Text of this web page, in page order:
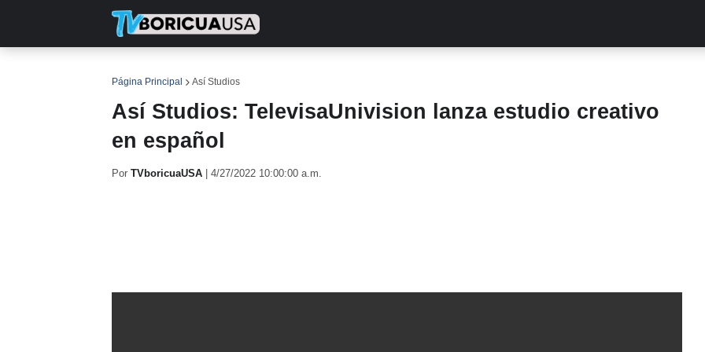
Página Principal Así Studios
Así Studios: TelevisaUnivision lanza estudio creativo
en español
Por TVboricuaUSA 4/27/2022 10:00:00 a.m.